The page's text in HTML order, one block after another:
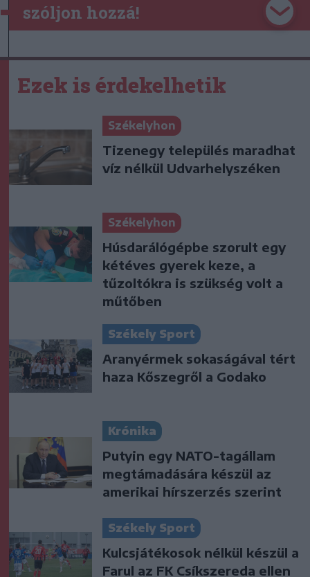
szóljon hozzá!
Ezek is érdekelhetik
Székelyhon
Tizenegy település maradhat
víz nélkül Udvarhelyszéken
Székelyhon
Húsdarálógépbe szorult egy
kétéves gyerek keze, a
tűzoltókra is szükség volt a
műtőben
Székely Sport
Aranyérmek sokaságával tért
haza Kőszegről a Godako
Krónika
Putyin egy NATO-tagállam
megtámadására készül az
amerikai hírszerzés szerint
Székely Sport
Kulcsjátékosok nélkül készül a
Farul az FK Csíkszereda ellen